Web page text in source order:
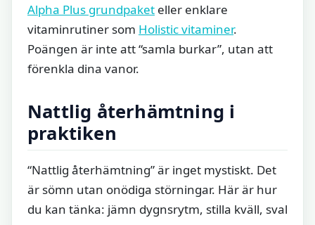
Alpha Plus grundpaket eller enklare
vitaminrutiner som Holistic vitaminer.
Poängen är inte att “samla burkar”, utan att
förenkla dina vanor.
Nattlig återhämtning i
praktiken
“Nattlig återhämtning” är inget mystiskt. Det
är sömn utan onödiga störningar. Här är hur
du kan tänka: jämn dygnsrytm, stilla kväll, sval